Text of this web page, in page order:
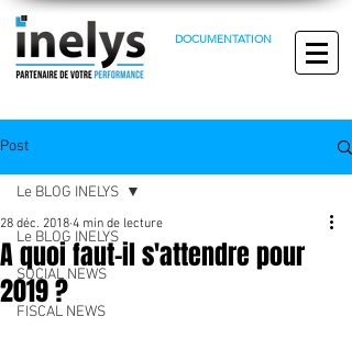
DOCUMENTATION
Post
Le BLOG INELYS
SOCIAL NEWS
FISCAL NEWS
Le BLOG INELYS
A quoi faut-il s'attendre pour
2019 ?
28 déc. 2018 4 min de lecture